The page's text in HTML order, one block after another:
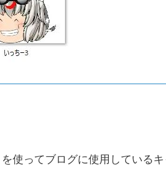
を使ってブログに使用しているキ